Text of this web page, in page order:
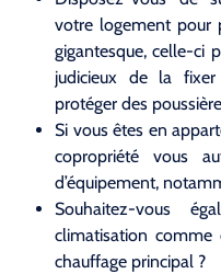
votre logement pour
gigantesque, celle-ci
judicieux de la
protéger des
Si vous êtes en
copropriété vous
d’équipement,
Souhaitez-vous
climatisation comme
chauffage principal ?